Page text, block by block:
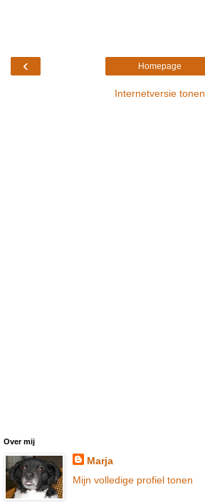
‹ Homepage
Internetversie tonen
Over mij
Marja
Mijn volledige profiel tonen